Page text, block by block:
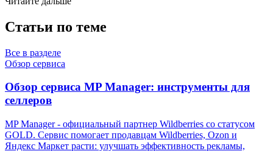
Статьи по теме
Все в разделе
Обзор сервиса
Обзор сервиса MP Manager: инструменты для
селлеров
MP Manager - официальный партнер Wildberries со статусом
GOLD. Сервис помогает продавцам Wildberries, Ozon и
Яндекс Маркет расти: улучшать эффективность рекламы,